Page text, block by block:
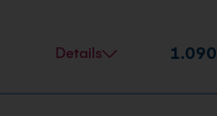
Details